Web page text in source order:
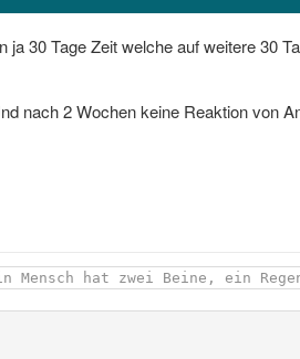
30 Tage Zeit welche auf weitere 30
nach 2 Wochen keine Reaktion von
Mensch hat zwei Beine, ein